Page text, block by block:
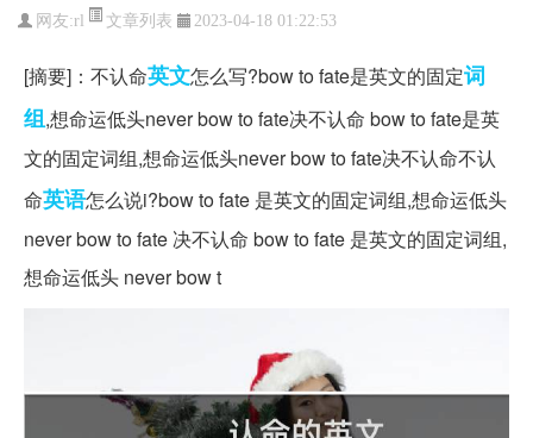
网友:rl 文章列表 2023-04-18 01:22:53
[摘要]：不认命英文怎么写?bow to fate是英文的固定词
组,想命运低头never bow to fate决不认命 bow to fate是英
文的固定词组,想命运低头never bow to fate决不认命不认
命英语怎么说i?bow to fate 是英文的固定词组,想命运低头
never bow to fate 决不认命 bow to fate 是英文的固定词组,
想命运低头 never bow t